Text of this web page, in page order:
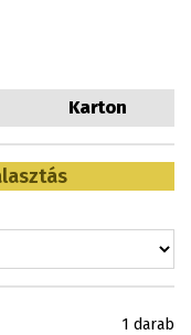
Karton
1 darab